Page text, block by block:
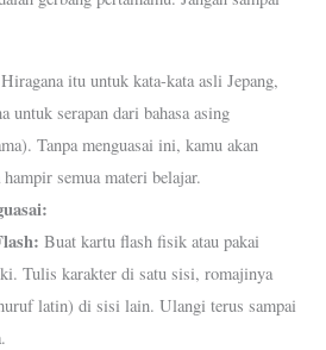
Hiragana itu untuk kata-kata asli Jepang,
untuk serapan dari bahasa asing
Tanpa menguasai ini, kamu akan
semua materi belajar.
Buat kartu flash fisik atau pakai
Tulis karakter di satu sisi, romajinya
latin) di sisi lain. Ulangi terus sampai